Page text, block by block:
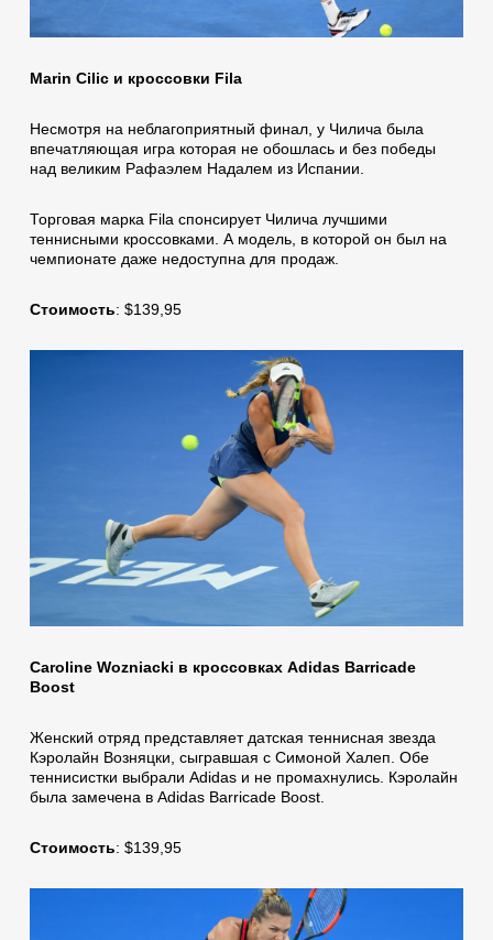
Marin Cilic и кроссовки Fila
Несмотря на неблагоприятный финал, у Чилича была
впечатляющая игра которая не обошлась и без победы
над великим Рафаэлем Надалем из Испании.
Торговая марка Fila спонсирует Чилича лучшими
теннисными кроссовками. А модель, в которой он был на
чемпионате даже недоступна для продаж.
Стоимость: $139,95
Caroline Wozniacki в кроссовках Adidas Barricade
Boost
Женский отряд представляет датская теннисная звезда
Кэролайн Возняцки, сыгравшая с Симоной Халеп. Обе
теннисистки выбрали Adidas и не промахнулись. Кэролайн
была замечена в Adidas Barricade Boost.
Стоимость: $139,95